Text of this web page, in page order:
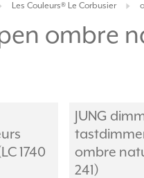
Les Couleurs® Le Corbusier
ombre
1740
JUNG
ombre
241)